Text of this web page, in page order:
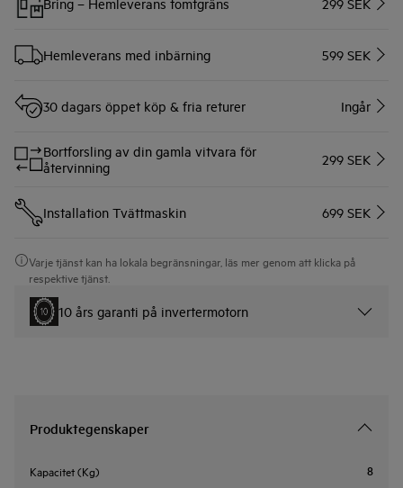
Hemleverans med inbärning 599 SEK
30 dagars öppet köp & fria returer Ingår
Bortforsling av din gamla vitvara för
återvinning
299 SEK
Installation Tvättmaskin 699 SEK
Varje tjänst kan ha lokala begränsningar, läs mer genom att klicka på
respektive tjänst.
10 års garanti på invertermotorn
Produktegenskaper
Kapacitet (Kg) 8